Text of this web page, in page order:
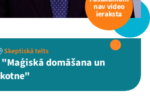
nav video
ieraksta
Skeptiskā telts
domāšana un